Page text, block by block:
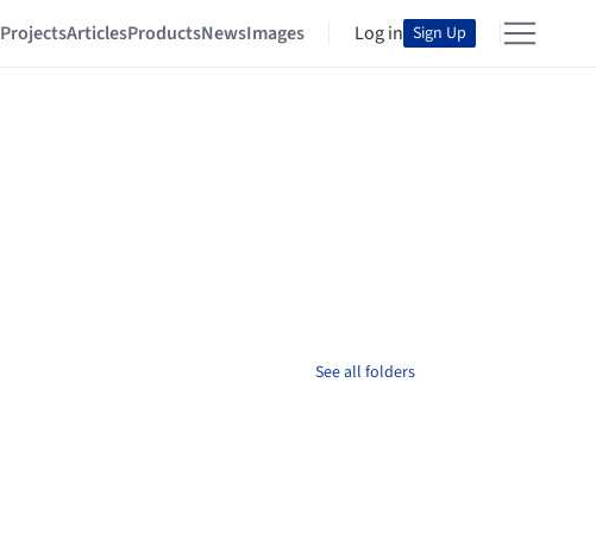
ProjectsArticlesProductsNewsImages Log in Sign Up
See all folders